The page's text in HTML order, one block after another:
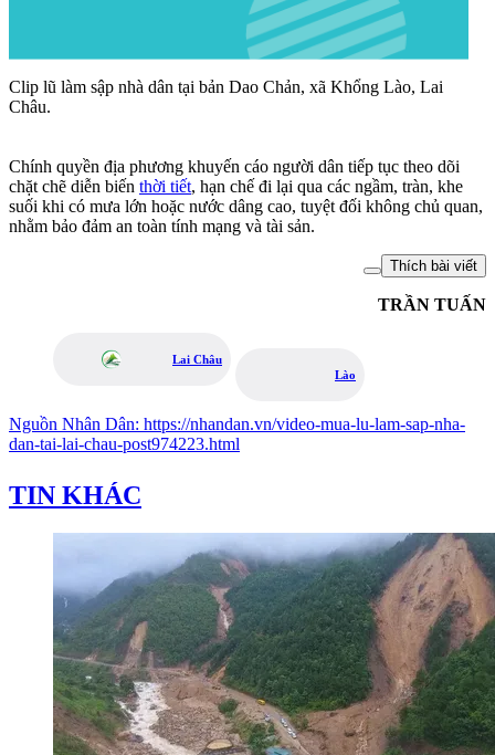
Clip lũ làm sập nhà dân tại bản Dao Chản, xã Khổng Lào, Lai
Châu.
Chính quyền địa phương khuyến cáo người dân tiếp tục theo dõi
chặt chẽ diễn biến thời tiết, hạn chế đi lại qua các ngầm, tràn, khe
suối khi có mưa lớn hoặc nước dâng cao, tuyệt đối không chủ quan,
nhằm bảo đảm an toàn tính mạng và tài sản.
Thích bài viết
TRẦN TUẤN
Lai Châu
Lào
Nguồn Nhân Dân: https://nhandan.vn/video-mua-lu-lam-sap-nha-
dan-tai-lai-chau-post974223.html
TIN KHÁC